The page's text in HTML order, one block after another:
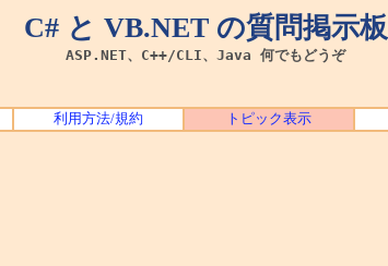
C# と VB.NET の質問掲示板
ASP.NET、C++/CLI、Java 何でもどうぞ
利用方法/規約 トピック表示